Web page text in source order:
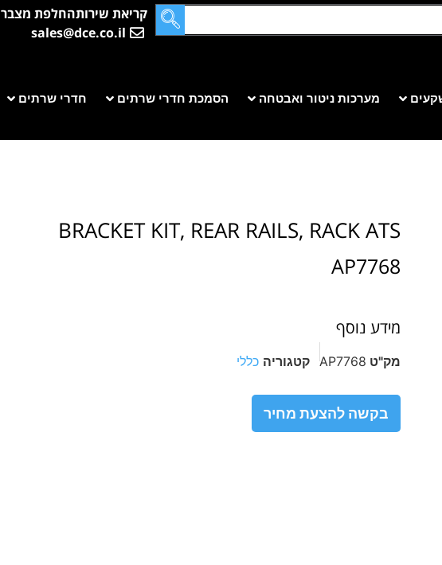
קריאת שירותהחלפת מצבר
sales@dce.co.il
מערכות ניטור ואבטחה הסמכת חדרי שרתים חדרי שרתים
BRACKET KIT, REAR RAILS, RACK ATS
AP7768
מידע נוסף
מק"ט AP7768 קטגוריה כללי
בקשה להצעת מחיר